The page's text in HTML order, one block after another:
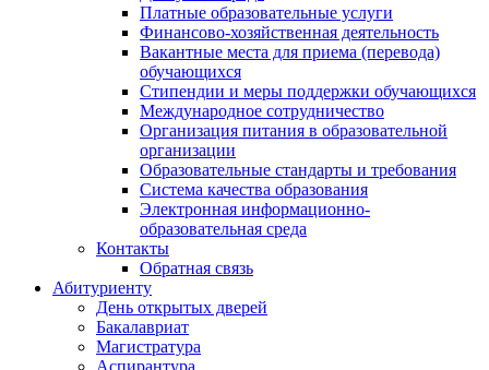
Платные образовательные услуги
Финансово-хозяйственная деятельность
Вакантные места для приема (перевода)
обучающихся
Стипендии и меры поддержки обучающихся
Международное сотрудничество
Организация питания в образовательной
организации
Образовательные стандарты и требования
Система качества образования
Электронная информационно-
образовательная среда
Контакты
Обратная связь
Абитуриенту
День открытых дверей
Бакалавриат
Магистратура
Аспирантура